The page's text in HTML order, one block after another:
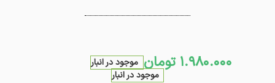
1.980.000 تومان موجود در انبار
موجود در انبار